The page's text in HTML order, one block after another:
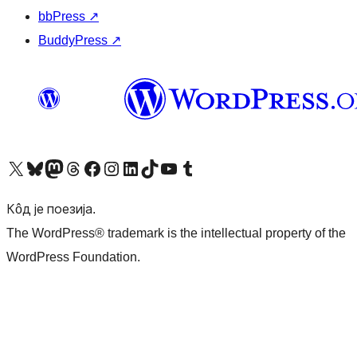
bbPress ↗
BuddyPress ↗
Visit our X (formerly Twitter) account
Посетите наш Bluesky налог
Visit our Mastodon account
Посетите наш налог на Threads-у Visit our Facebook pageПосетите наш Инстаграм налог
Visit our LinkedIn account
Посетите наш TikTok налог
Visit our YouTube channel
Посетите наш Tumblr налог
Кôд је поезија.
The WordPress® trademark is the intellectual property of the
WordPress Foundation.